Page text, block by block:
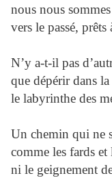
nous nous
vers le passé,
N’y a-t-il pas
que dépérir dans la
le labyrinthe des
Un chemin qui ne
comme les fards
ni le geignement